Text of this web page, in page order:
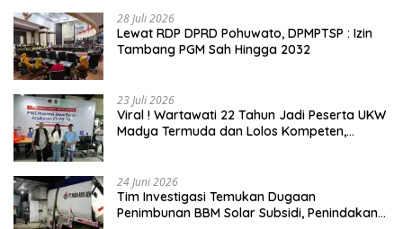
28 Juli 2026
Lewat RDP DPRD Pohuwato, DPMPTSP : Izin
Tambang PGM Sah Hingga 2032
23 Juli 2026
Viral ! Wartawati 22 Tahun Jadi Peserta UKW
Madya Termuda dan Lolos Kompeten,
24 Juni 2026
Tim Investigasi Temukan Dugaan
Penimbunan BBM Solar Subsidi, Penindakan